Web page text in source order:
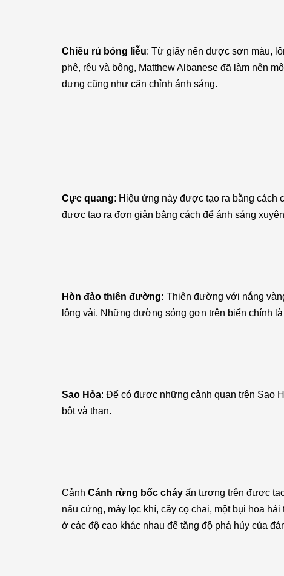
Chiều rủ bóng liễu: Từ giấy nến được sơn màu,
phê, rêu và bông, Matthew Albanese đã làm nên
dựng cũng như căn chỉnh ánh sáng.
Cực quang: Hiệu ứng này được tạo ra bằng cách
được tạo ra đơn giản bằng cách để ánh sáng
Hòn đảo thiên đường: Thiên đường với nắng
lông vải. Những đường sóng gợn trên biển chính
Sao Hỏa: Để có được những cảnh quan trên Sao
bột và than.
Cảnh Cánh rừng bốc cháy ấn tượng trên được
nấu cứng, máy lọc khí, cây cọ chai, một bụi hoa
ở các độ cao khác nhau để tăng độ phá hủy của